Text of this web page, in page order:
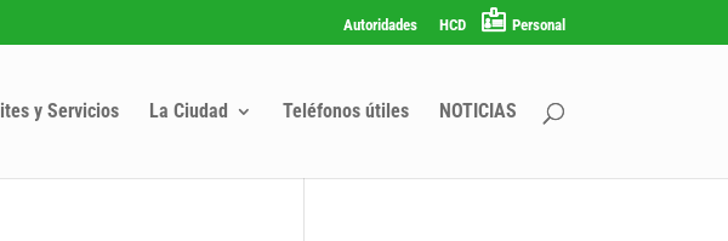
Autoridades HCD Personal
y Servicios La Ciudad Teléfonos útiles NOTICIAS